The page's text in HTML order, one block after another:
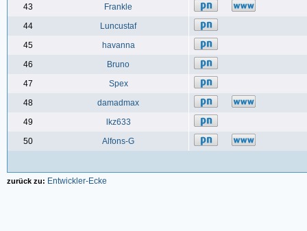
43
Frankle
44
Luncustaf
45
havanna
46
Bruno
47
Spex
48
damadmax
49
lkz633
50
Alfons-G
zurück zu: Entwickler-Ecke